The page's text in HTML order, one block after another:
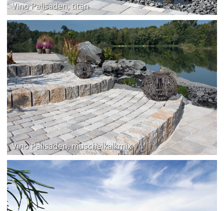
Vino Palisaden, titan
Vino Palisaden, muschelkalkmix